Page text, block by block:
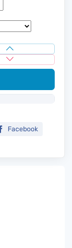
Facebook